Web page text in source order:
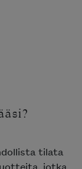
tilata
jotka